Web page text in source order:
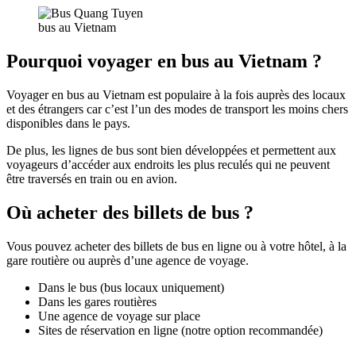
bus au Vietnam
Pourquoi voyager en bus au Vietnam ?
Voyager en bus au Vietnam est populaire à la fois auprès des locaux
et des étrangers car c’est l’un des modes de transport les moins chers
disponibles dans le pays.
De plus, les lignes de bus sont bien développées et permettent aux
voyageurs d’accéder aux endroits les plus reculés qui ne peuvent
être traversés en train ou en avion.
Où acheter des billets de bus ?
Vous pouvez acheter des billets de bus en ligne ou à votre hôtel, à la
gare routière ou auprès d’une agence de voyage.
Dans le bus (bus locaux uniquement)
Dans les gares routières
Une agence de voyage sur place
Sites de réservation en ligne (notre option recommandée)